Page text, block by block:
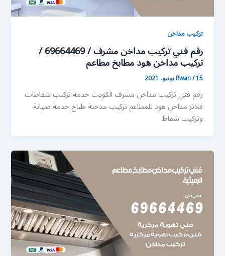
تركيب مداخن
رقم فني تركيب مداخن مشرف / 69664469 /
تركيب مداخن هود مطابخ مطاعم
Rwan/15 يونيو، 2021
رقم فني تركيب مداخن مشرف الكويت خدمة تركيب شفاطات
فلاتر مداخن هود للمطاعم تركيب مدخنة طباخ خدمة صيانة
وتركيب شفاط